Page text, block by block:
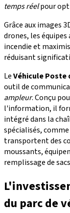
temps réelpour
Grâce aux images
drones, les
incendie et
réduisant
LeVéhicule Poste
outil de
ampleur. Conçu
l'information, il
intégré dans la
spécialisés,
transportent des
moussants,
remplissage de
du parc de